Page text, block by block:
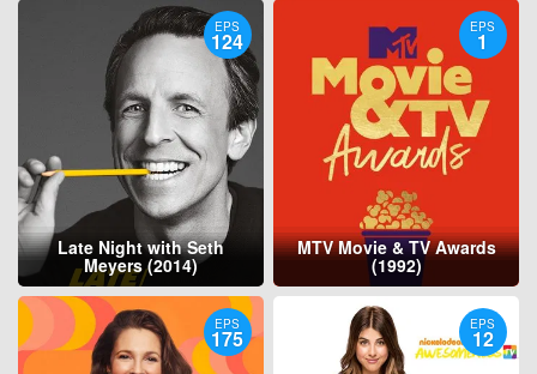
EPS
124
Late Night with Seth
Meyers (2014)
EPS
1
MTV Movie & TV Awards
(1992)
EPS
175
EPS
12